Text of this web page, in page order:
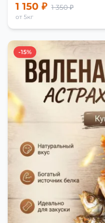
1 150 ₽ 1 350 ₽
от 5кг
-15%